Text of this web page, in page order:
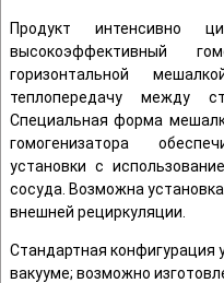
Продукт интенсивно
высокоэффективный
горизонтальной
теплопередачу между
Специальная форма
гомогенизатора
установки с
сосуда. Возможна
внешней рециркуляции.
Стандартная конфигурация
вакууме; возможно